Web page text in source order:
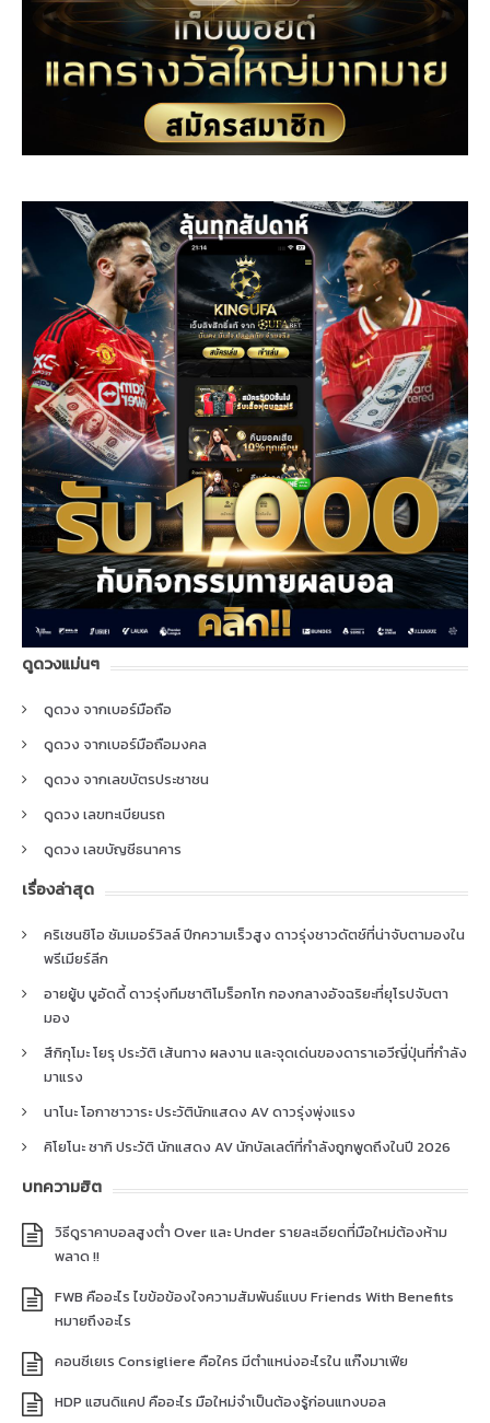
ดูดวงแม่นๆ
ดูดวง จากเบอร์มือถือ
ดูดวง จากเบอร์มือถือมงคล
ดูดวง จากเลขบัตรประชาชน
ดูดวง เลขทะเบียนรถ
ดูดวง เลขบัญชีธนาคาร
เรื่องล่าสุด
คริเซนซิโอ ซัมเมอร์วิลล์ ปีกความเร็วสูง ดาวรุ่งชาวดัตช์ที่น่าจับตามองใน
พรีเมียร์ลีก
อายยู้บ บูอัดดี้ ดาวรุ่งทีมชาติโมร็อกโก กองกลางอัจฉริยะที่ยุโรปจับตา
มอง
สึกิกุโมะ โยรุ ประวัติ เส้นทาง ผลงาน และจุดเด่นของดาราเอวีญี่ปุ่นที่กำลัง
มาแรง
นาโนะ โอกาซาวาระ ประวัตินักแสดง AV ดาวรุ่งพุ่งแรง
คิโยโนะ ซากิ ประวัติ นักแสดง AV นักบัลเลต์ที่กำลังถูกพูดถึงในปี 2026
บทความฮิต
วิธีดูราคาบอลสูงต่ำ Over และ Under รายละเอียดที่มือใหม่ต้องห้าม
พลาด !!
FWB คืออะไร ไขข้อข้องใจความสัมพันธ์แบบ Friends With Benefits
หมายถึงอะไร
คอนซีเยเร Consigliere คือใคร มีตำแหน่งอะไรใน แก๊งมาเฟีย
HDP แฮนดิแคป คืออะไร มือใหม่จำเป็นต้องรู้ก่อนแทงบอล